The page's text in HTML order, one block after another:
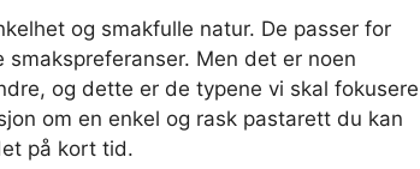
og smakfulle natur. De passer for
Men det er noen
og dette er de typene vi skal fokusere
om en enkel og rask pastarett du kan
på kort tid.